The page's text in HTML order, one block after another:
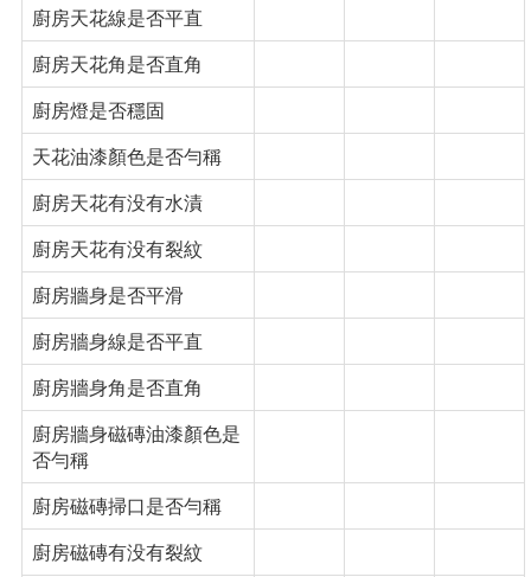
廚房天花線是否平直
廚房天花角是否直角
廚房燈是否穩固
天花油漆顏色是否勻稱
廚房天花有没有水漬
廚房天花有没有裂紋
廚房牆身是否平滑
廚房牆身線是否平直
廚房牆身角是否直角
廚房牆身磁磚油漆顏色是
否勻稱
廚房磁磚掃口是否勻稱
廚房磁磚有没有裂紋